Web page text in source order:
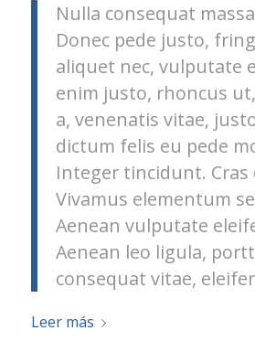
Nulla consequat
Donec pede justo,
aliquet nec, vulputate
enim justo, rhoncus
a, venenatis vitae,
dictum felis eu pede
Integer tincidunt. Cras
Vivamus elementum
Aenean vulputate
Aenean leo ligula,
consequat vitae,
Leer más